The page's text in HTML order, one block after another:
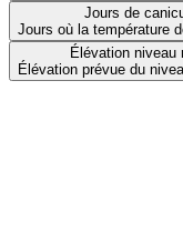
Jours de
Jours où la température
Élévation niveau
Élévation prévue du